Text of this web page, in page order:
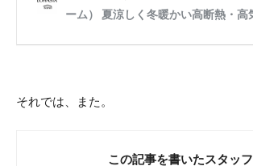
それでは、また。
この記事を書いたスタッフ